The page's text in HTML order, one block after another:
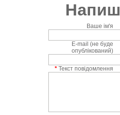
Ваше ім'я
E-mail (не буде
опублікований)
* Текст повідомлення